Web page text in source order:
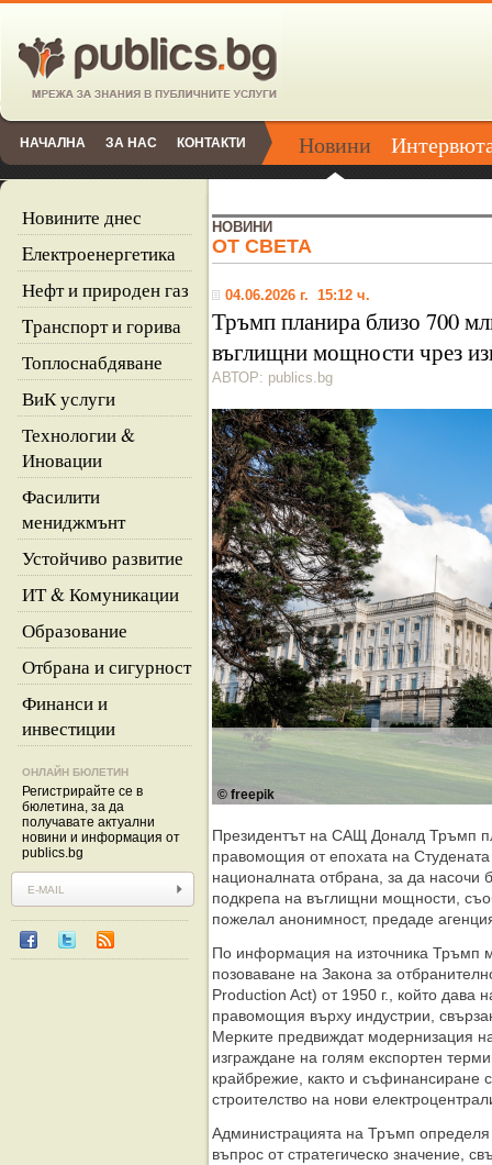
НАЧАЛНА ЗА НАС КОНТАКТИ Новини
Новините днес
Eлектроенергетика
Нефт и природен газ
Tранспорт и горива
Топлоснабдяване
ВиК услуги
Технологии &
Иновации
Фасилити
мениджмънт
Устойчиво развитие
ИТ & Комуникации
Образование
Отбрана и сигурност
Финанси и
инвестиции
ОНЛАЙН БЮЛЕТИН
Регистрирайте се в
бюлетина, за да
получавате актуални
новини и информация от
publics.bg
НОВИНИ
ОТ СВЕТА
04.06.2026 г. 15:12 ч.
Тръмп планира близо 700
въглищни мощности чрез
АВТОР: publics.bg
© freepik
Президентът на САЩ Доналд Тръмп
правомощия от епохата на
националната отбрана, за да насочи
подкрепа на въглищни мощности,
пожелал анонимност, предаде
По информация на източника Тръмп
позоваване на Закона за
Production Act) от 1950 г., който дава
правомощия върху индустрии,
Мерките предвиждат модернизация
изграждане на голям експортен
крайбрежие, както и съфинансиране
строителство на нови
Администрацията на Тръмп определя
въпрос от стратегическо значение,